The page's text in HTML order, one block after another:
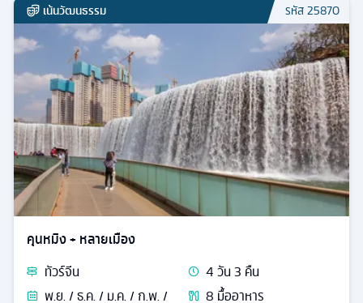
เน้นวัฒนธรรม รหัส25870
คุนหมิง + หลายเมือง
ทัวร์จีน 4วัน3 คืน
พ.ย. / ธ.ค. / ม.ค. / ก.พ. /
8 มื้ออาหาร